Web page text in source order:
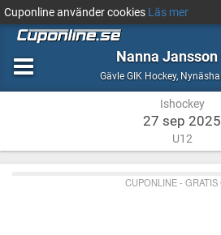
Cuponline använder cookies Läs mer
Nanna Jansson
Gävle GIK Hockey, Ishockey
Ishockey
27 sep 2025
U12
CUPONLINE - GRATIS